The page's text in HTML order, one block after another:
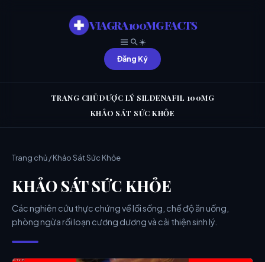
☀️
VIAGRA 100MG FACTS
Đăng Ký
TRANG CHỦDƯỢC LÝ SILDENAFIL 100MG
KHẢO SÁT SỨC KHỎE
Trang chủ/ Khảo Sát Sức Khỏe
KHẢO SÁT SỨC KHỎE
Các nghiên cứu thực chứng về lối sống, chế độ ăn uống,
phòng ngừa rối loạn cương dương và cải thiện sinh lý.